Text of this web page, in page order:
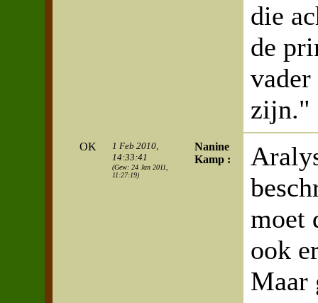
die
de
zijn."
OK
1 Feb 2010,
14:33:41
(Gew: 24 Jan 2011,
11:27:19)
Nanine
Kamp :
moet
ook
Maar